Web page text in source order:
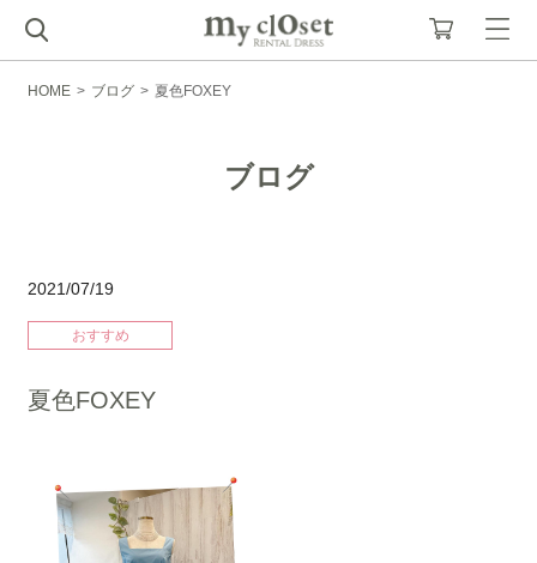
HOME > ブログ > 夏色FOXEY
ブログ
2021/07/19
おすすめ
夏色FOXEY